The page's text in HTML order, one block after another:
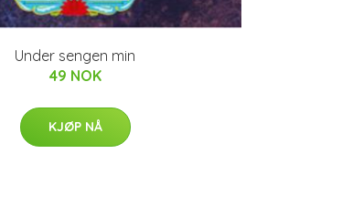
Under sengen min
49 NOK
KJØP NÅ